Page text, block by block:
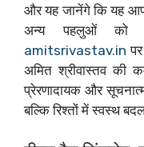
और यह जानेंगे कि यह
अन्य पहलुओं को
amitsrivastav.in
अमित श्रीवास्तव की
प्रेरणादायक और
बल्कि रिश्तों में स्वस्थ